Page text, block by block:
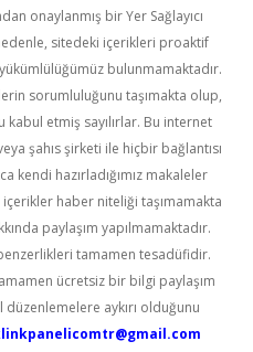
onaylanmış bir Yer Sağlayıcı
sitedeki içerikleri proaktif
bulunmamaktadır.
sorumluluğunu taşımakta olup,
etmiş sayılırlar. Bu internet
şahıs şirketi ile hiçbir bağlantısı
kendi hazırladığımız makaleler
haber niteliği taşımamakta
paylaşım yapılmamaktadır.
tamamen tesadüfidir.
ücretsiz bir bilgi paylaşım
aykırı olduğunu